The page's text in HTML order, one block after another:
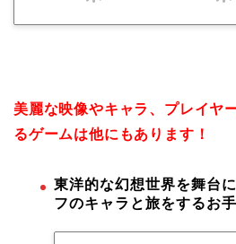
美麗な映像やキャラ、プレイヤ
るゲームは他にもあります！
東洋的な幻想世界を舞台
フのキャラと旅をするお